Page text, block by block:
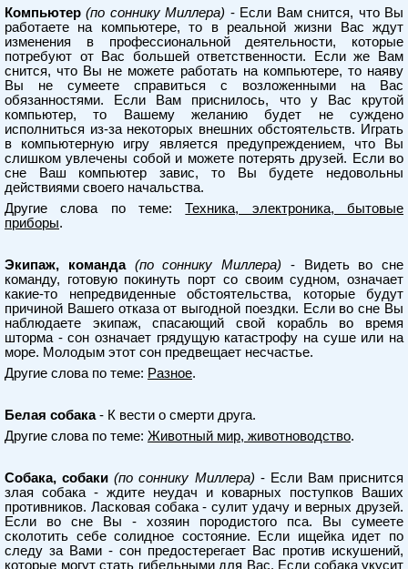
Компьютер (по соннику Миллера) - Если Вам снится, что Вы
работаете на компьютере, то в реальной жизни Вас ждут
изменения в профессиональной деятельности, которые
потребуют от Вас большей ответственности. Если же Вам
снится, что Вы не можете работать на компьютере, то наяву
Вы не сумеете справиться с возложенными на Вас
обязанностями. Если Вам приснилось, что у Вас крутой
компьютер, то Вашему желанию будет не суждено
исполниться из-за некоторых внешних обстоятельств. Играть
в компьютерную игру является предупреждением, что Вы
слишком увлечены собой и можете потерять друзей. Если во
сне Ваш компьютер завис, то Вы будете недовольны
действиями своего начальства.
Другие слова по теме:Техника, электроника, бытовые
приборы.
Экипаж, команда (по соннику Миллера) - Видеть во сне
команду, готовую покинуть порт со своим судном, означает
какие-то непредвиденные обстоятельства, которые будут
причиной Вашего отказа от выгодной поездки. Если во сне Вы
наблюдаете экипаж, спасающий свой корабль во время
шторма - сон означает грядущую катастрофу на суше или на
море. Молодым этот сон предвещает несчастье.
Другие слова по теме: Разное.
Белая собака - К вести о смерти друга.
Другие слова по теме: Животный мир, животноводство.
Собака, собаки (по соннику Миллера) - Если Вам приснится
злая собака - ждите неудач и коварных поступков Ваших
противников. Ласковая собака - сулит удачу и верных друзей.
Если во сне Вы - хозяин породистого пса. Вы сумеете
сколотить себе солидное состояние. Если ищейка идет по
следу за Вами - сон предостерегает Вас против искушений,
которые могут стать гибельными для Вас. Если собака укусит